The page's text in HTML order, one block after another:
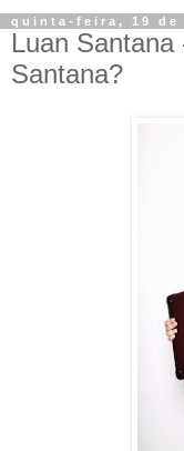
quinta-feira, 19 de
Luan
Santana?